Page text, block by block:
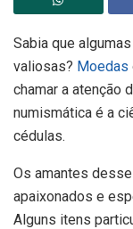
Sabia que
valiosas? Moedas
chamar a atenção
numismática é a
cédulas.
Os amantes
apaixonados e
Alguns itens